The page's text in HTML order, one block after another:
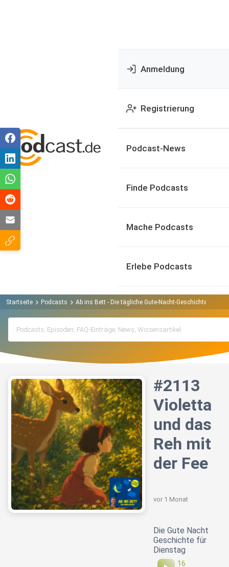
Anmeldung
Registrierung
Podcast-News
Finde Podcasts
Mache Podcasts
Erlebe Podcasts
Startseite Podcasts Ab ins Bett - Die tägliche Gute-Nacht-Geschichte
#2113
Violetta
und das
Reh mit
der Fee
vor 1 Monat
Die Gute Nacht
Geschichte für
Dienstag
16